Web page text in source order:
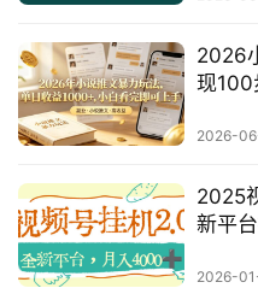
首
页
创
快
讯
2026
现100
2026-
2025
新平
2026-